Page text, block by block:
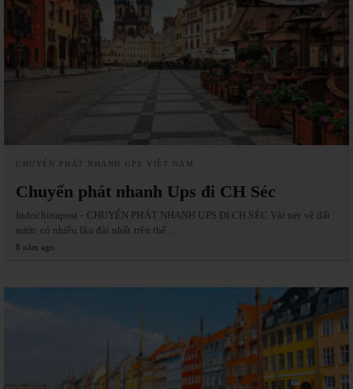
CHUYỂN PHÁT NHANH UPS VIỆT NAM
Chuyển phát nhanh Ups đi CH Séc
Indochinapost - CHUYỂN PHÁT NHANH UPS ĐI CH SÉC Vài nét về đất
nước có nhiều lâu đài nhất trên thế…
8 năm ago